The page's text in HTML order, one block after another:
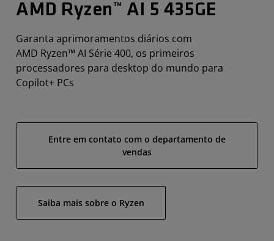
AMD Ryzen™ AI 5 435GE
Garanta aprimoramentos diários com
AMD Ryzen™ AI Série 400, os primeiros
processadores para desktop do mundo para
Copilot+ PCs
Entre em contato com o departamento de
vendas
Saiba mais sobre o Ryzen